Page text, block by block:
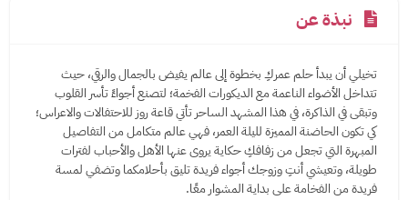
نبذة عن
تخيلي أن يبدأ حلم عمركِ بخطوة إلى عالم يفيض بالجمال والرقي، حيث
تتداخل الأضواء الناعمة مع الديكورات الفخمة؛ لتصنع أجواءً تأسر القلوب
وتبقى في الذاكرة، في هذا المشهد الساحر تأتي قاعة روز للاحتفالات والاعراس؛
كي تكون الحاضنة المميزة لليلة العمر، فهي عالم متكامل من التفاصيل
المبهرة التي تجعل من زفافكِ حكاية يروى عنها الأهل والأحباب لفترات
طويلة، وتعيشي أنتِ وزوجك أجواء فريدة تليق بأحلامكما وتضفي لمسة
فريدة من الفخامة على بداية المشوار معًا.